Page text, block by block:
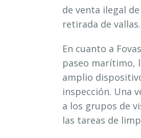
de venta ilegal
retirada de vallas.
En cuanto a
paseo marítimo,
amplio
inspección. Una
a los grupos de
las tareas de